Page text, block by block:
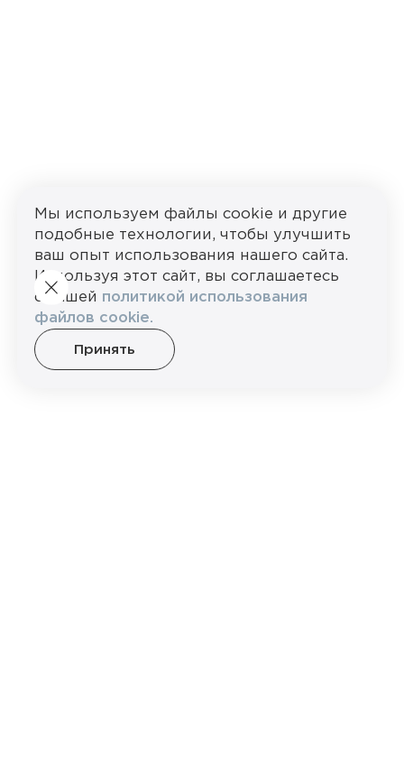
Мы используем файлы cookie и другие
подобные технологии, чтобы улучшить
ваш опыт использования нашего сайта.
Используя этот сайт, вы соглашаетесь
с нашей политикой использования
файлов cookie.
Принять